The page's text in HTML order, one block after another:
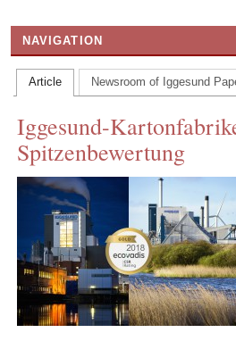
NAVIGATION
HOME
CONTACT US
INS MAIN WEBSITE
ABOUT US
Article Newsroom of Iggesund
Iggesund-
Spitzenbewertung